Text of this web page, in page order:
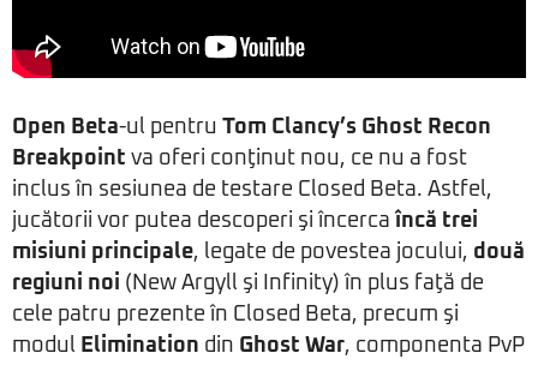
Open Beta-ul pentru Tom Clancy’s Ghost Recon
Breakpoint va oferi conţinut nou, ce nu a fost
inclus în sesiunea de testare Closed Beta. Astfel,
jucătorii vor putea descoperi şi încerca încă trei
misiuni principale, legate de povestea jocului, două
regiuni noi (New Argyll şi Infinity) în plus faţă de
cele patru prezente în Closed Beta, precum şi
modul Elimination din Ghost War, componenta PvP